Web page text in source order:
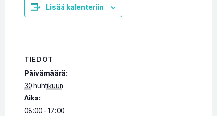
Lisää kalenteriin
TIEDOT
Päivämäärä:
30 huhtikuun
Aika:
08:00 - 17:00